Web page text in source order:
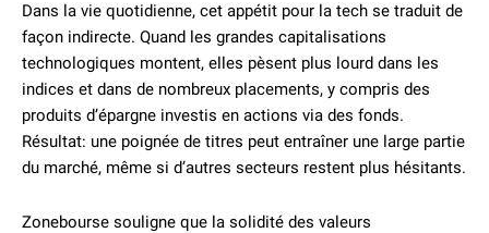
Dans la vie quotidienne, cet appétit pour la tech se traduit de
façon indirecte. Quand les grandes capitalisations
technologiques montent, elles pèsent plus lourd dans les
indices et dans de nombreux placements, y compris des
produits d’épargne investis en actions via des fonds.
Résultat: une poignée de titres peut entraîner une large partie
du marché, même si d’autres secteurs restent plus hésitants.
Zonebourse souligne que la solidité des valeurs